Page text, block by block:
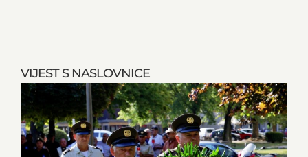
VIJEST S NASLOVNICE